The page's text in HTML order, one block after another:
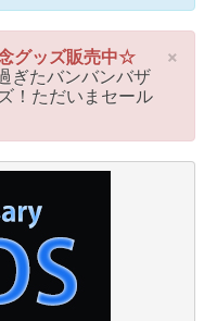
×
グッズ販売中☆
ぎたバンバンバザ
！ただいまセール